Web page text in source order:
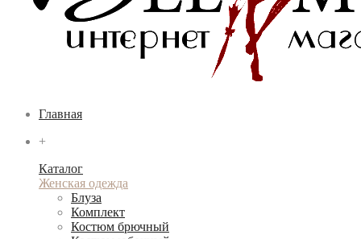
Главная
+
Каталог
Женская одежда
Блуза
Комплект
Костюм брючный